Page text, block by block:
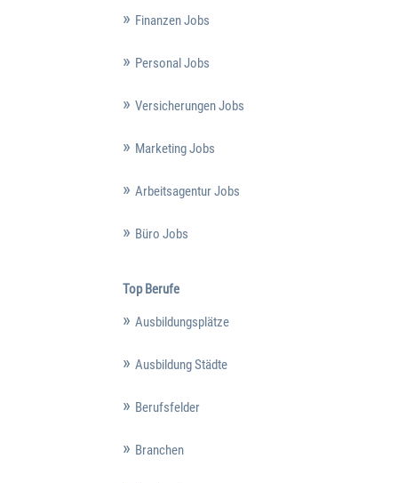
Finanzen Jobs
Personal Jobs
Versicherungen Jobs
Marketing Jobs
Arbeitsagentur Jobs
Büro Jobs
Top Berufe
Ausbildungsplätze
Ausbildung Städte
Berufsfelder
Branchen